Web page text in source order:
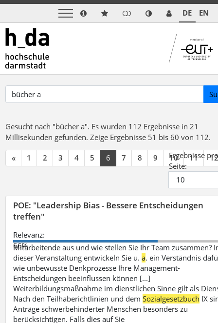
DE EN
Gesucht nach "bücher a". Es wurden 112 Ergebnisse in 21
Millisekunden gefunden.Zeige Ergebnisse 51 bis 60 von 112.
« 1 2 3 4 5 6 7 8 9 10 11 12
Ergebnisse pro
Seite:
POE: "Leadership Bias - Bessere Entscheidungen
treffen"
Relevanz:
66%
Mitarbeitende aus und wie stellen Sie Ihr Team zusammen?
dieser Veranstaltung entwickeln Sie u.a. ein Verständnis
wie unbewusste Denkprozesse Ihre Management-
Entscheidungen beeinflussen können [...]
Weiterbildungsmaßnahme im dienstlichen Sinne gilt als
Nach den Teilhaberichtlinien und demSozialgesetzbuch IX
Anträge schwerbehinderter Menschen besonders zu
berücksichtigen. Falls dies auf Sie